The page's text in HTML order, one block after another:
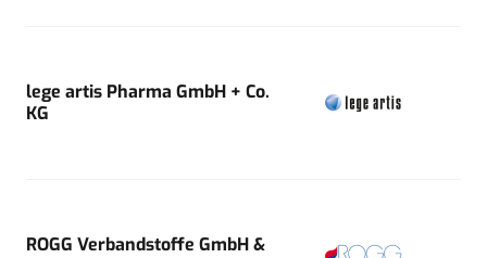
lege artis Pharma GmbH + Co.
KG
ROGG Verbandstoffe GmbH &